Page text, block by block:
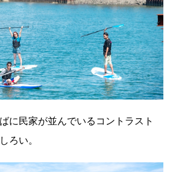
に民家が並んでいるコントラスト
ろい。